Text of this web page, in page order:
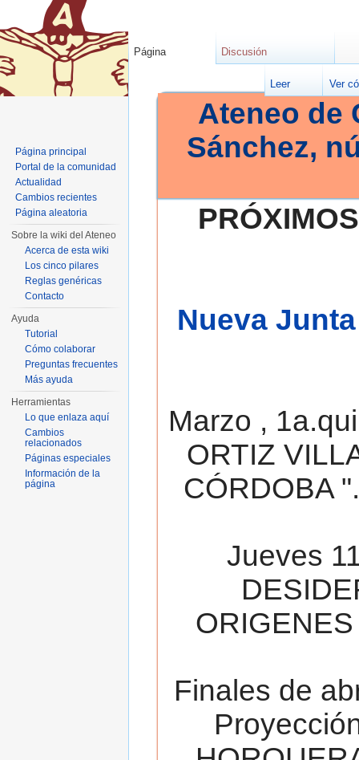
Ateneo de
Sánchez,
Nueva
Marzo ,
ORTIZ
CÓRDOBA
Jueves
Finales de
Página Discusión
Leer Ver
Página principal
Portal de la comunidad
Actualidad
Cambios recientes
Página aleatoria
Sobre la wiki del Ateneo
Acerca de esta wiki
Los cinco pilares
Reglas genéricas
Contacto
Ayuda
Tutorial
Cómo colaborar
Preguntas frecuentes
Más ayuda
Herramientas
Lo que enlaza aquí
Cambios
relacionados
Páginas especiales
Información de la
página